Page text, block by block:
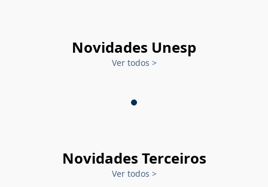
Novidades Unesp
Ver todos >
Novidades Terceiros
Ver todos >